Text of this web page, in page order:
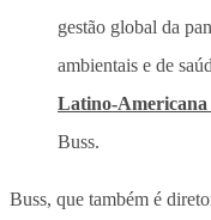
gestão global da
ambientais e de
Latino-Americana
Buss.
Buss, que também é